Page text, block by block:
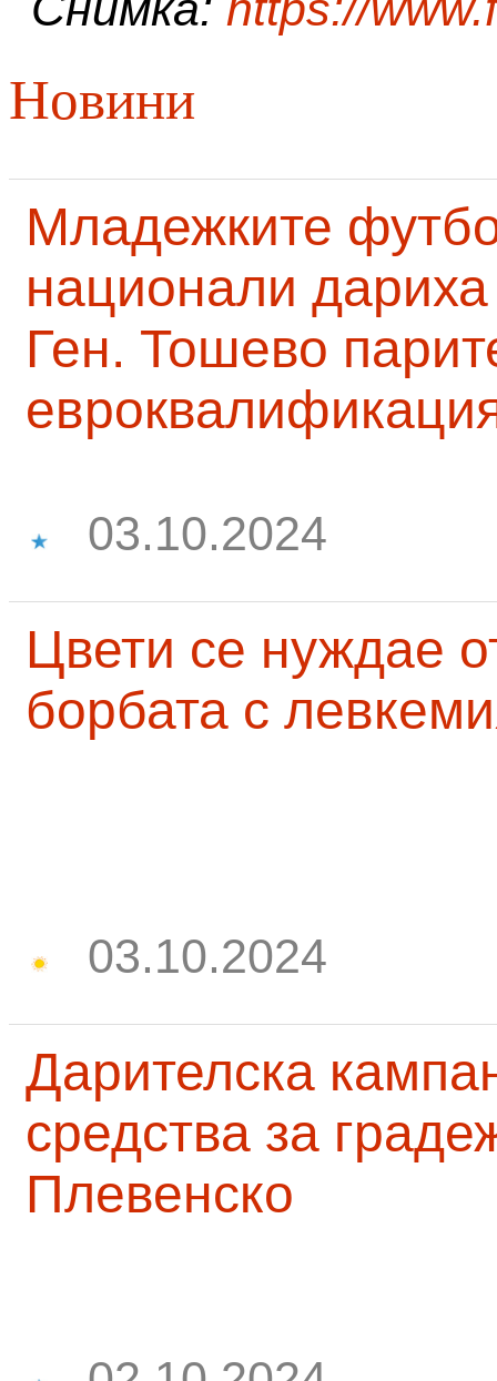
Новини
Младежките
национали
Ген. Тошево
03.10.2024
Цвети се нуждае
борбата с
03.10.2024
Дарителска
средства за
Плевенско